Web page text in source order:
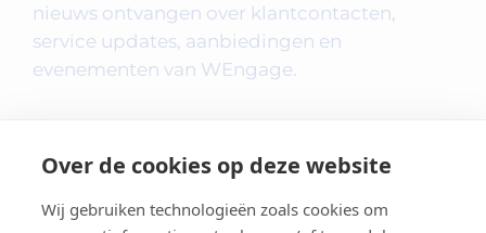
Over de cookies op deze website
Wij gebruiken technologieën zoals cookies om
nieuws ontvangen over klantcontacten,
service updates, aanbiedingen en
evenementen van WEngage.